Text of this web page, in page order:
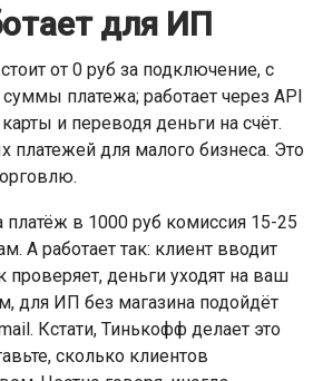
для ИП
от 0 руб за подключение, с
платежа; работает через API
и переводя деньги на счёт.
платежей для малого бизнеса. Это
платёж в 1000 руб комиссия 15-25
А работает так: клиент вводит
проверяет, деньги уходят на ваш
для ИП без магазина подойдёт
Кстати, Тинькофф делает это
сколько клиентов